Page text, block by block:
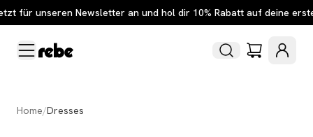
für unseren Newsletter an und hol dir 10% Rabatt auf deine
Home/Dresses